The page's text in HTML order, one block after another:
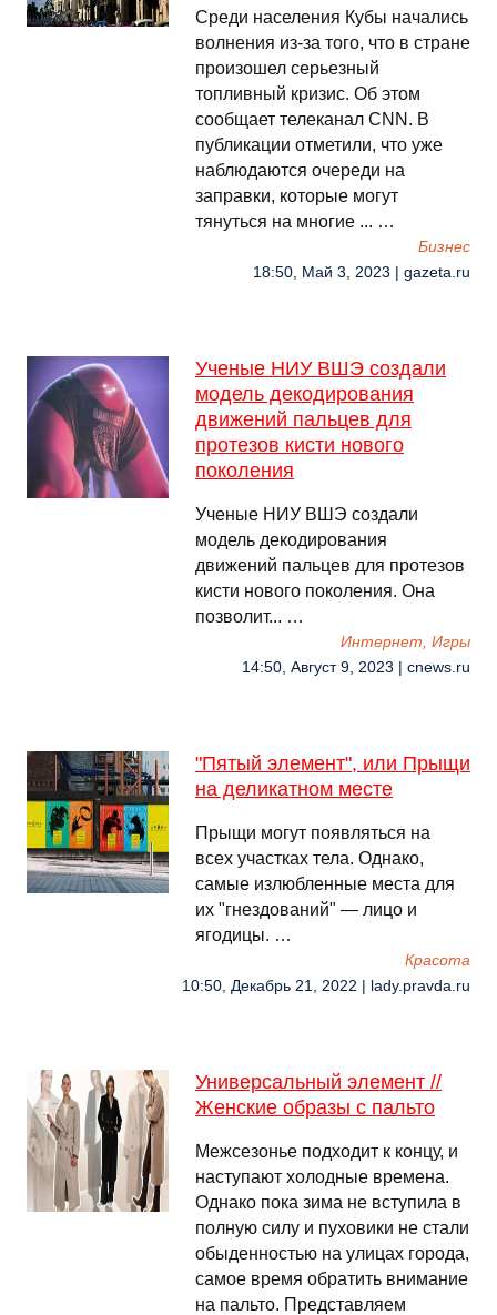
Среди населения Кубы начались
волнения из-за того, что в стране
произошел серьезный
топливный кризис. Об этом
сообщает телеканал CNN. В
публикации отметили, что уже
наблюдаются очереди на
заправки, которые могут
тянуться на многие ... …
Бизнес
18:50, Май 3, 2023 | gazeta.ru
Ученые НИУ ВШЭ создали
модель декодирования
движений пальцев для
протезов кисти нового
поколения
Ученые НИУ ВШЭ создали
модель декодирования
движений пальцев для протезов
кисти нового поколения. Она
позволит... …
Интернет, Игры
14:50, Август 9, 2023 | cnews.ru
"Пятый элемент", или Прыщи
на деликатном месте
Прыщи могут появляться на
всех участках тела. Однако,
самые излюбленные места для
их "гнездований" — лицо и
ягодицы. …
Красота
10:50, Декабрь 21, 2022 | lady.pravda.ru
Универсальный элемент //
Женские образы с пальто
Межсезонье подходит к концу, и
наступают холодные времена.
Однако пока зима не вступила в
полную силу и пуховики не стали
обыденностью на улицах города,
самое время обратить внимание
на пальто. Представляем